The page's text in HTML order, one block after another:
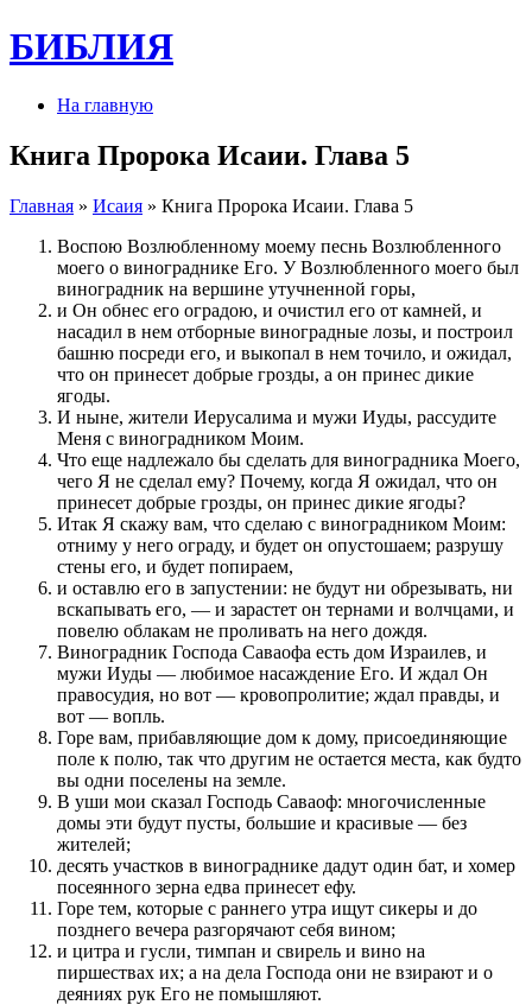
БИБЛИЯ
На главную
Книга Пророка Исаии. Глава 5
Главная » Исаия » Книга Пророка Исаии. Глава 5
Воспою Возлюбленному моему песнь Возлюбленного
моего о винограднике Его. У Возлюбленного моего был
виноградник на вершине утучненной горы,
и Он обнес его оградою, и очистил его от камней, и
насадил в нем отборные виноградные лозы, и построил
башню посреди его, и выкопал в нем точило, и ожидал,
что он принесет добрые грозды, а он принес дикие
ягоды.
И ныне, жители Иерусалима и мужи Иуды, рассудите
Меня с виноградником Моим.
Что еще надлежало бы сделать для виноградника Моего,
чего Я не сделал ему? Почему, когда Я ожидал, что он
принесет добрые грозды, он принес дикие ягоды?
Итак Я скажу вам, что сделаю с виноградником Моим:
отниму у него ограду, и будет он опустошаем; разрушу
стены его, и будет попираем,
и оставлю его в запустении: не будут ни обрезывать, ни
вскапывать его, — и зарастет он тернами и волчцами, и
повелю облакам не проливать на него дождя.
Виноградник Господа Саваофа есть дом Израилев, и
мужи Иуды — любимое насаждение Его. И ждал Он
правосудия, но вот — кровопролитие; ждал правды, и
вот — вопль.
Горе вам, прибавляющие дом к дому, присоединяющие
поле к полю, так что другим не остается места, как будто
вы одни поселены на земле.
В уши мои сказал Господь Саваоф: многочисленные
домы эти будут пусты, большие и красивые — без
жителей;
десять участков в винограднике дадут один бат, и хомер
посеянного зерна едва принесет ефу.
Горе тем, которые с раннего утра ищут сикеры и до
позднего вечера разгорячают себя вином;
и цитра и гусли, тимпан и свирель и вино на
пиршествах их; а на дела Господа они не взирают и о
деяниях рук Его не помышляют.